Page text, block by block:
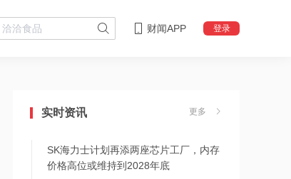
财闻APP 登录
实时资讯 更多
体上涨
SK海力士计划再添两座芯片工厂，内存
价格高位或维持到2028年底